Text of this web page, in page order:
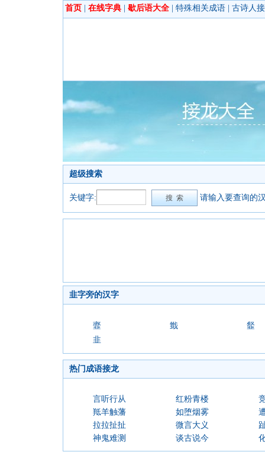
首页 在线字典 歇后语大全 特殊相关成语 古诗人
超级搜索
关键字: 请输入要查询的
韭字旁的汉字
韲 韱
韰
韭
热门成语接龙
言听行从 红粉青楼
羝羊触藩
如堕烟雾
拉拉扯扯
微言大义
神鬼难测
谈古说今